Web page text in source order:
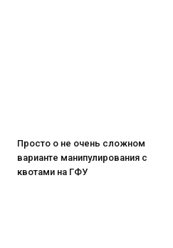
Просто о не очень сложном
варианте манипулирования с
квотами на ГФУ